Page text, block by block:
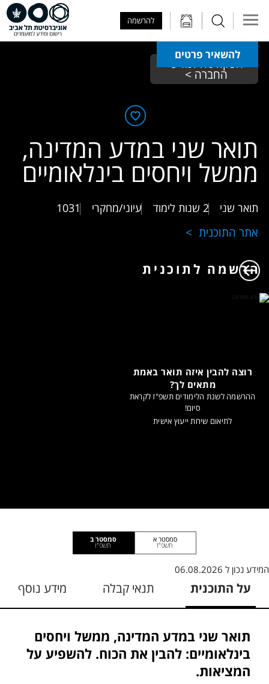
להרשמה
להשאיר פרטים
הפקולטה למדעי
החברה >
תואר שני במדע המדינה,
ממשל ויחסים בינלאומיים
תואר שני 2 שנות לימוד עיוני/מחקרי 1031
אתר התוכנית
הרשמה לתוכנית
רוצה להבין איזה תואר באמת
מתאים לך?
ההרשמה לשנת הלימודים תשפ"ז לקראת
סיום!
לתיאום שיחת ייעוץ אישית
סמסטר א
תשפ"ז
סמסטר ב
תשפ"ו
המידע נכון ל 06.08.2026
על התוכנית תנאי קבלה מידע נוסף
תואר שני במדע המדינה, ממשל ויחסים
בינלאומיים: להבין את הכוח. להשפיע על
המציאות.